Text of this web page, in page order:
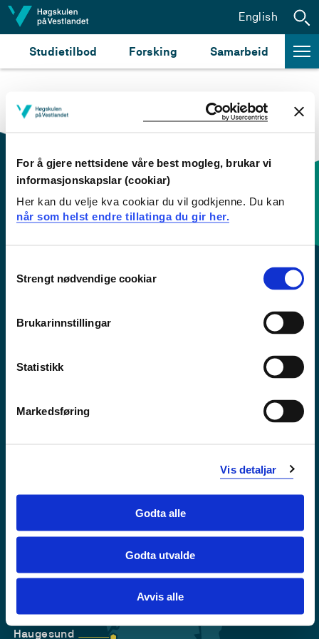
For å gjere nettsidene våre best mogleg, brukar vi
informasjonskapslar (cookiar)
Her kan du velje kva cookiar du vil godkjenne. Du kan
når som helst endre tillatinga du gir her.
Selection
Strengt nødvendige cookiar
Brukarinnstillingar
Statistikk
Markedsføring
Vis detaljar
Godta alle
Godta utvalde
Avvis alle
Hopp til innhald
Studietilbod Forsking Samarbeid
English
Kontaktinfo og opningstider
Sogndal
Stord
Haugesund